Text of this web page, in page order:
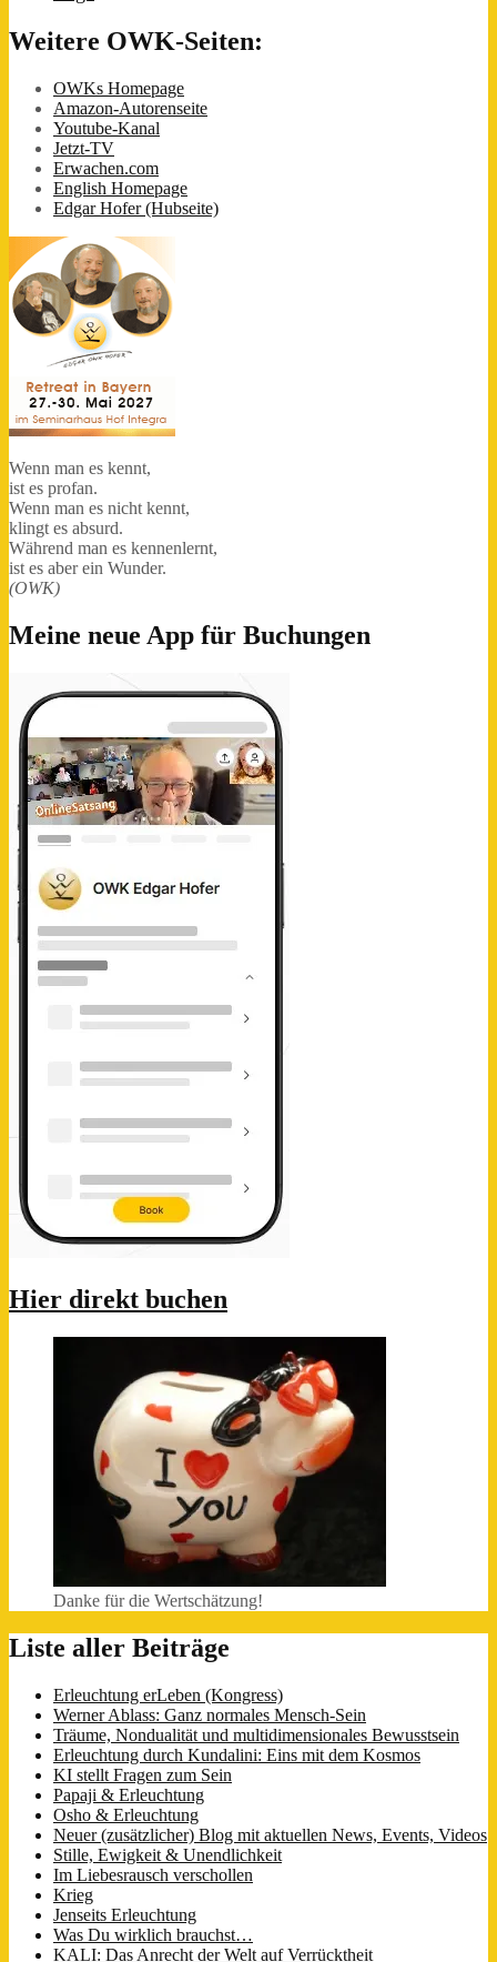
Weitere OWK-Seiten:
OWKs Homepage
Amazon-Autorenseite
Youtube-Kanal
Jetzt-TV
Erwachen.com
English Homepage
Edgar Hofer (Hubseite)
Wenn man es kennt,
ist es profan.
Wenn man es nicht kennt,
klingt es absurd.
Während man es kennenlernt,
ist es aber ein Wunder.
(OWK)
Meine neue App für Buchungen
Hier direkt buchen
Danke für die Wertschätzung!
Liste aller Beiträge
Erleuchtung erLeben (Kongress)
Werner Ablass: Ganz normales Mensch-Sein
Träume, Nondualität und multidimensionales Bewusstsein
Erleuchtung durch Kundalini: Eins mit dem Kosmos
KI stellt Fragen zum Sein
Papaji & Erleuchtung
Osho & Erleuchtung
Neuer (zusätzlicher) Blog mit aktuellen News, Events, Videos
Stille, Ewigkeit & Unendlichkeit
Im Liebesrausch verschollen
Krieg
Jenseits Erleuchtung
Was Du wirklich brauchst…
KALI: Das Anrecht der Welt auf Verrücktheit